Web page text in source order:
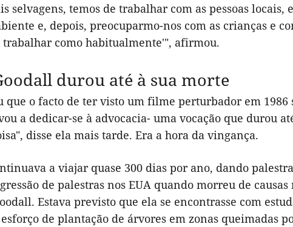
selvagens, temos de trabalhar com as pessoas
e, depois, preocuparmo-nos com as crianças e
como habitualmente'", afirmou.
durou até à sua morte
que o facto de ter visto um filme perturbador em
a dedicar-se à advocacia- uma vocação que durou
disse ela mais tarde. Era a hora da vingança.
a viajar quase 300 dias por ano, dando
de palestras nos EUA quando morreu de
Estava previsto que ela se encontrasse com
de plantação de árvores em zonas queimadas